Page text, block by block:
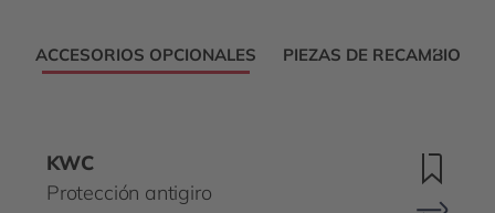
ACCESORIOS OPCIONALES PIEZAS DE RECAMBIO
KWC
Protección antigiro